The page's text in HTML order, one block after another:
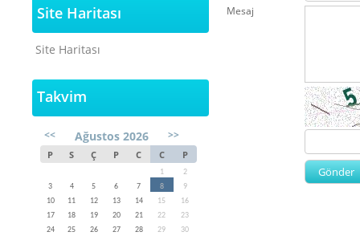
Site Haritası
Site Haritası
Takvim
<< Ağustos 2026 >>
P S Ç P C C P
1
2
3
4 5 6 7 8
9
10
11 12 13 14 15
16
17
18 19 20 21 22
23
24
25 26 27 28 29
30
Mesaj